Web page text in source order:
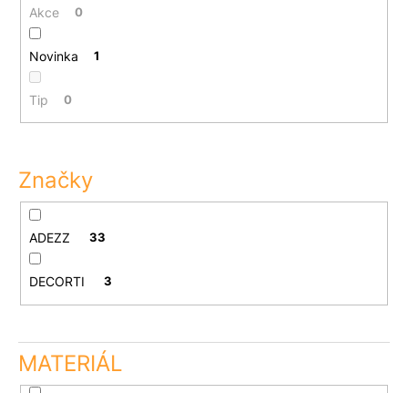
ů
Akce 0
Novinka 1
Tip 0
Značky
ADEZZ 33
DECORTI 3
MATERIÁL